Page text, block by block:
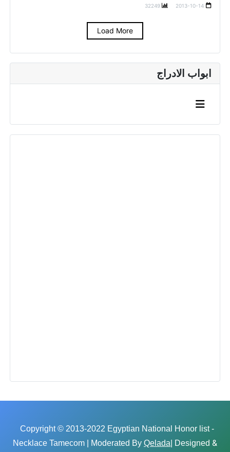
ابواب الادراج
2013-10-14
32249
Load More
Copyright © 2013-2022 Egyptian National Honor list -
Necklace Tamecom | Moderated By Qelada | Designed &